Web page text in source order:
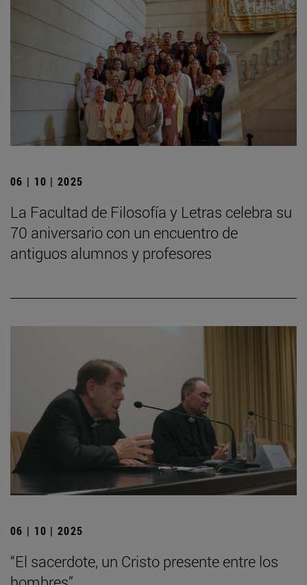
06 | 10 | 2025
La Facultad de Filosofía y Letras celebra su
70 aniversario con un encuentro de
antiguos alumnos y profesores
06 | 10 | 2025
“El sacerdote, un Cristo presente entre los